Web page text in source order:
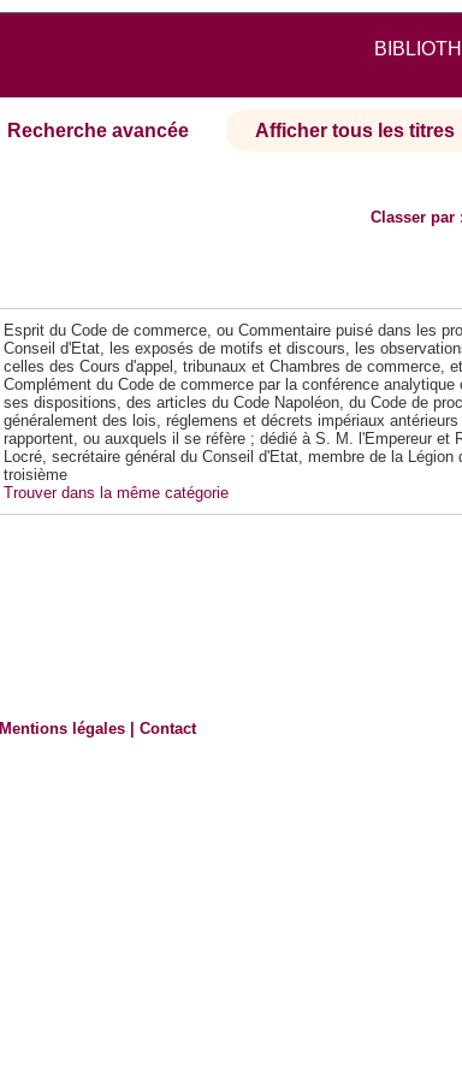
Recherche avancée Afficher tous les titres
Classer par :
Esprit du Code de commerce, ou Commentaire puisé dans les
Conseil d'Etat, les exposés de motifs et discours, les
celles des Cours d'appel, tribunaux et Chambres de commerce,
Complément du Code de commerce par la conférence analytique
ses dispositions, des articles du Code Napoléon, du Code de
généralement des lois, réglemens et décrets impériaux
rapportent, ou auxquels il se réfère ; dédié à S. M. l'Empereur et
Locré, secrétaire général du Conseil d'Etat, membre de la Légion
troisième
Trouver dans la même catégorie
Mentions légales |Contact